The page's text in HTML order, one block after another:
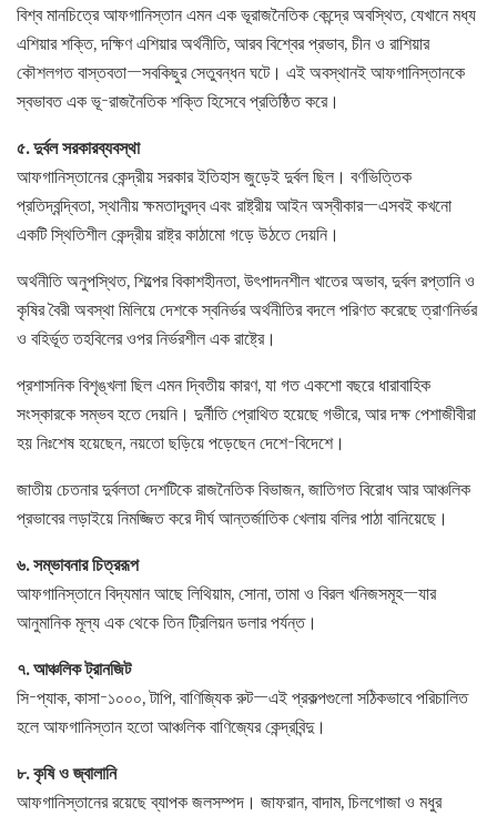
বিশ্ব মানচিত্রে আফগানিস্তান এমন এক ভূরাজনৈতিক কেন্দ্রে অবস্থিত, যেখানে মধ্য
এশিয়ার শক্তি, দক্ষিণ এশিয়ার অর্থনীতি, আরব বিশ্বের প্রভাব, চীন ও রাশিয়ার
কৌশলগত বাস্তবতা—সবকিছুর সেতুবন্ধন ঘটে। এই অবস্থানই আফগানিস্তানকে
স্বভাবত এক ভূ-রাজনৈতিক শক্তি হিসেবে প্রতিষ্ঠিত করে।
৫. দুর্বল সরকারব্যবস্থা
আফগানিস্তানের কেন্দ্রীয় সরকার ইতিহাস জুড়েই দুর্বল ছিল। বর্ণভিত্তিক
প্রতিদ্বন্দ্বিতা, স্থানীয় ক্ষমতাদ্বন্দ্ব এবং রাষ্ট্রীয় আইন অস্বীকার—এসবই কখনো
একটি স্থিতিশীল কেন্দ্রীয় রাষ্ট্র কাঠামো গড়ে উঠতে দেয়নি।
অর্থনীতি অনুপস্থিত, শিল্পের বিকাশহীনতা, উৎপাদনশীল খাতের অভাব, দুর্বল রপ্তানি ও
কৃষির বৈরী অবস্থা মিলিয়ে দেশকে স্বনির্ভর অর্থনীতির বদলে পরিণত করেছে ত্রাণনির্ভর
ও বহির্ভূত তহবিলের ওপর নির্ভরশীল এক রাষ্ট্রে।
প্রশাসনিক বিশৃঙ্খলা ছিল এমন দ্বিতীয় কারণ, যা গত একশো বছরে ধারাবাহিক
সংস্কারকে সম্ভব হতে দেয়নি। দুর্নীতি প্রোথিত হয়েছে গভীরে, আর দক্ষ পেশাজীবীরা
হয় নিঃশেষ হয়েছেন, নয়তো ছড়িয়ে পড়েছেন দেশে-বিদেশে।
জাতীয় চেতনার দুর্বলতা দেশটিকে রাজনৈতিক বিভাজন, জাতিগত বিরোধ আর আঞ্চলিক
প্রভাবের লড়াইয়ে নিমজ্জিত করে দীর্ঘ আন্তর্জাতিক খেলায় বলির পাঠা বানিয়েছে।
৬. সম্ভাবনার চিত্ররূপ
আফগানিস্তানে বিদ্যমান আছে লিথিয়াম, সোনা, তামা ও বিরল খনিজসমূহ—যার
আনুমানিক মূল্য এক থেকে তিন ট্রিলিয়ন ডলার পর্যন্ত।
৭. আঞ্চলিক ট্রানজিট
সি-প্যাক, কাসা-১০০০, টাপি, বাণিজ্যিক রুট—এই প্রকল্পগুলো সঠিকভাবে পরিচালিত
হলে আফগানিস্তান হতো আঞ্চলিক বাণিজ্যের কেন্দ্রবিন্দু।
৮. কৃষি ও জ্বালানি
আফগানিস্তানের রয়েছে ব্যাপক জলসম্পদ। জাফরান, বাদাম, চিলগোজা ও মধুর